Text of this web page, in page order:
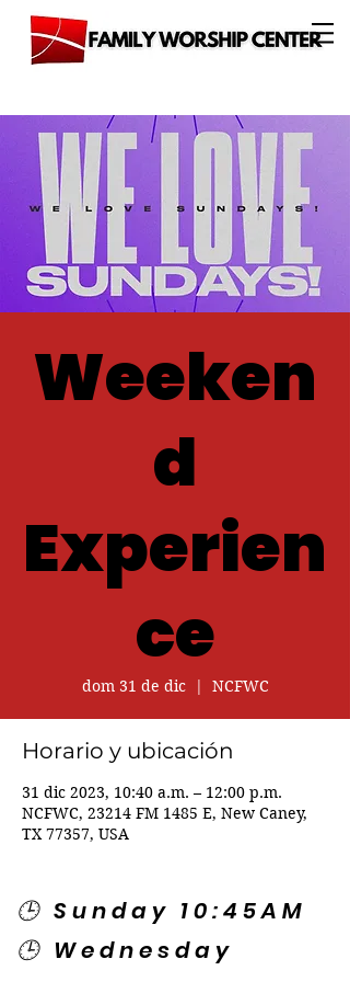
Weeken
d
Experien
ce
dom 31 de dic
  |
NCFWC
Horario y ubicación
31 dic 2023, 10:40 a.m. – 12:00 p.m.
NCFWC, 23214 FM 1485 E, New Caney,
TX 77357, USA
🕒 Sunday 10:45AM
🕒 Wednesday